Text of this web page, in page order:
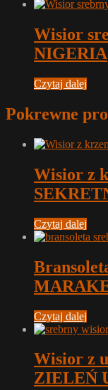
Wisior
NIGERIA
Czytaj dalej
Pokrewne
Wisior z
Czytaj dalej
Czytaj dalej
Wisior z
ZIELEŃ